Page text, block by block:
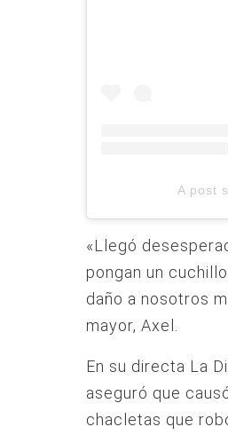
A post
«Llegó
pongan un
daño a nosotros
mayor, Axel.
En su directa La
aseguró que
chacletas que